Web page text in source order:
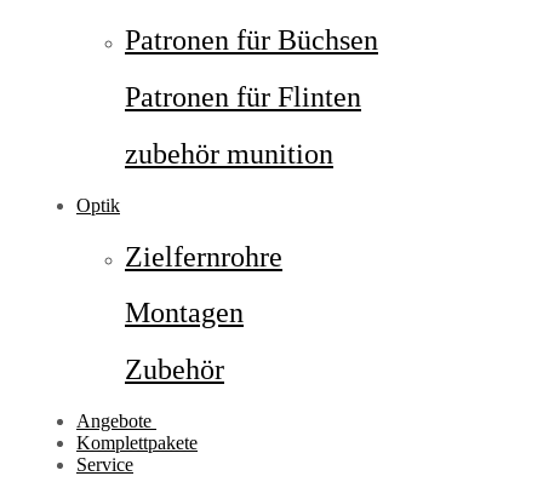
Patronen für Büchsen
Patronen für Flinten
zubehör munition
Optik
Zielfernrohre
Montagen
Zubehör
Angebote
Komplettpakete
Service